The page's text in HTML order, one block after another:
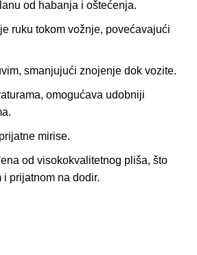
od habanja i oštećenja.
ruku tokom vožnje, povećavajući
smanjujući znojenje dok vozite.
omogućava udobniji
mirise.
od visokokvalitetnog pliša, što
i prijatnom na dodir.